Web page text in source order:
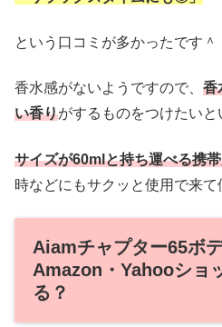
という口コミが多かったです＾
香水感がないようですので、 香
い香りがするものをつけたい
サイズが60mlと持ち運べる携
時などにもサクッと使用で来て
Aiamチャプター65ボ
Amazon・Yahooショ
る？